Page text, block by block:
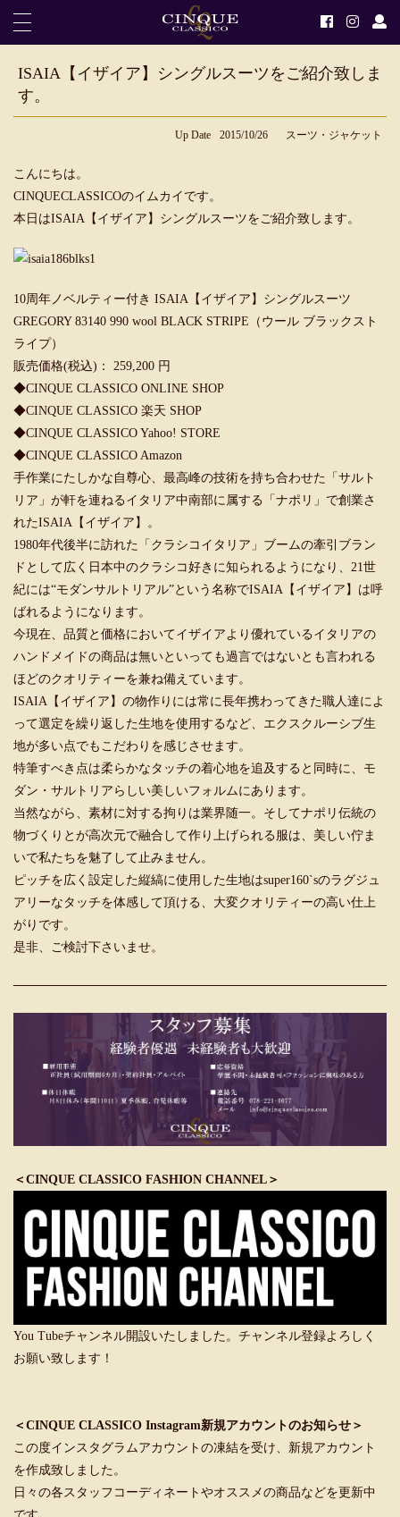
ISAIA【イザイア】シングルスーツをご紹介致しま
す。
Up Date 2015/10/26 スーツ・ジャケット
こんにちは。
CINQUECLASSICOのイムカイです。
本日はISAIA【イザイア】シングルスーツをご紹介致します。
10周年ノベルティー付き ISAIA【イザイア】シングルスーツ
GREGORY 83140 990 wool BLACK STRIPE（ウール ブラックスト
ライプ）
販売価格(税込)： 259,200 円
◆CINQUE CLASSICO ONLINE SHOP
◆CINQUE CLASSICO 楽天 SHOP
◆CINQUE CLASSICO Yahoo! STORE
◆CINQUE CLASSICO Amazon
手作業にたしかな自尊心、最高峰の技術を持ち合わせた「サルト
リア」が軒を連ねるイタリア中南部に属する「ナポリ」で創業さ
れたISAIA【イザイア】。
1980年代後半に訪れた「クラシコイタリア」ブームの牽引ブラン
ドとして広く日本中のクラシコ好きに知られるようになり、21世
紀には“モダンサルトリアル”という名称でISAIA【イザイア】は呼
ばれるようになります。
今現在、品質と価格においてイザイアより優れているイタリアの
ハンドメイドの商品は無いといっても過言ではないとも言われる
ほどのクオリティーを兼ね備えています。
ISAIA【イザイア】の物作りには常に長年携わってきた職人達によ
って選定を繰り返した生地を使用するなど、エクスクルーシブ生
地が多い点でもこだわりを感じさせます。
特筆すべき点は柔らかなタッチの着心地を追及すると同時に、モ
ダン・サルトリアらしい美しいフォルムにあります。
当然ながら、素材に対する拘りは業界随一。そしてナポリ伝統の
物づくりとが高次元で融合して作り上げられる服は、美しい佇ま
いで私たちを魅了して止みません。
ピッチを広く設定した縦縞に使用した生地はsuper160`sのラグジュ
アリーなタッチを体感して頂ける、大変クオリティーの高い仕上
がりです。
是非、ご検討下さいませ。
＜CINQUE CLASSICO FASHION CHANNEL＞
You Tubeチャンネル開設いたしました。チャンネル登録よろしく
お願い致します！
＜CINQUE CLASSICO Instagram新規アカウントのお知らせ＞
この度インスタグラムアカウントの凍結を受け、新規アカウント
を作成致しました。
日々の各スタッフコーディネートやオススメの商品などを更新中